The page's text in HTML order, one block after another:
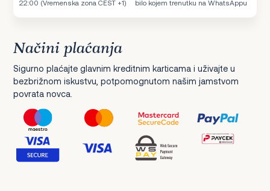
22:00 (Vremenska zona CEST +1)
bilo kojem trenutku na WhatsAppu
Načini plaćanja
Sigurno plaćajte glavnim kreditnim karticama i uživajte u
bezbrižnom iskustvu, potpomognutom našim jamstvom
povrata novca.